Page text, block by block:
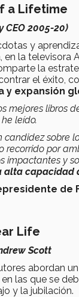
a Lifetime
CEO 2005-20)
y
en la televisora
la
el éxito,
y expansión
mejores libros
leído.
candidez sobre
recorrido por
impactantes y
alta capacidad
de
Life
Scott
abordan
las que se
y la jubilación.